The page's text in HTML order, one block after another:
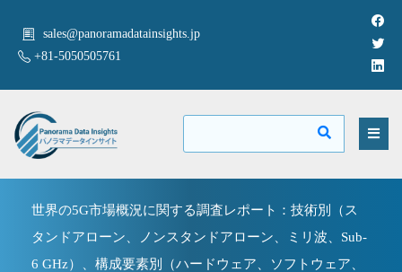
sales@panoramadatainsights.jp
+81-5050505761
世界の5G市場概況に関する調査レポート：技術別（ス
タンドアローン、ノンスタンドアローン、ミリ波、Sub-
6 GHz）、構成要素別（ハードウェア、ソフトウェア、